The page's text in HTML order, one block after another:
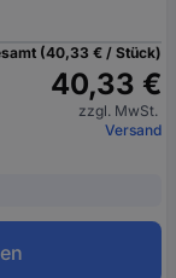
(40,33 € / Stück)
40,33 €
zzgl. MwSt.
Versand